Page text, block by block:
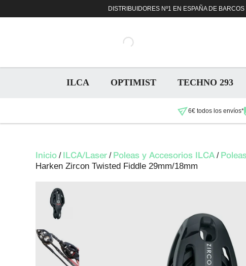
al
DISTRIBUIDORES Nº1 EN ESPAÑA DE
ILCA OPTIMIST TECHNO 293
6€ todos los envíos*
Inicio / ILCA/Laser / Poleas y Accesorios ILCA /
Harken Zircon Twisted Fiddle 29mm/18mm